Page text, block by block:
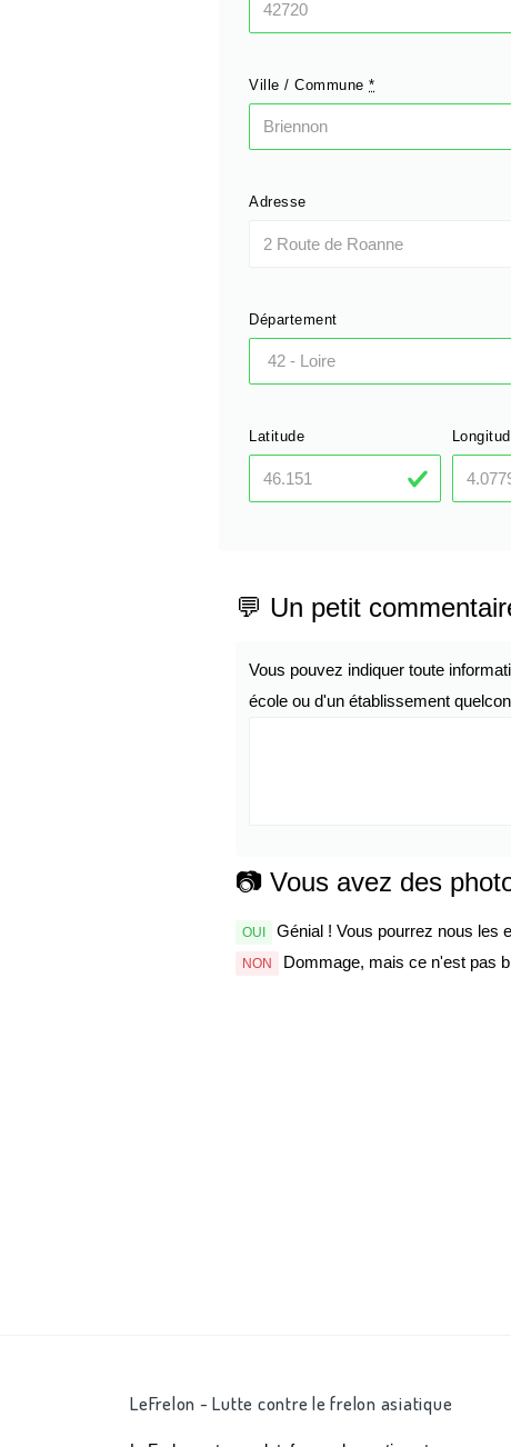
Ville / Commune *
Adresse
Département
Latitude
💬 Un petit
Vous pouvez indiquer toute
école ou d'un établissement
📷 Vous avez des
OUI Génial ! Vous pourrez nous les
NON Dommage, mais ce n'est pas
LeFrelon - Lutte contre le frelon asiatique